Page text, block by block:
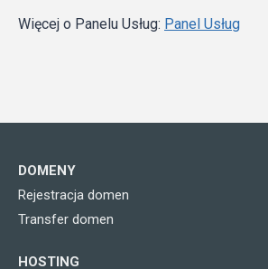
Więcej o Panelu Usług: Panel Usług
DOMENY
Rejestracja domen
Transfer domen
HOSTING